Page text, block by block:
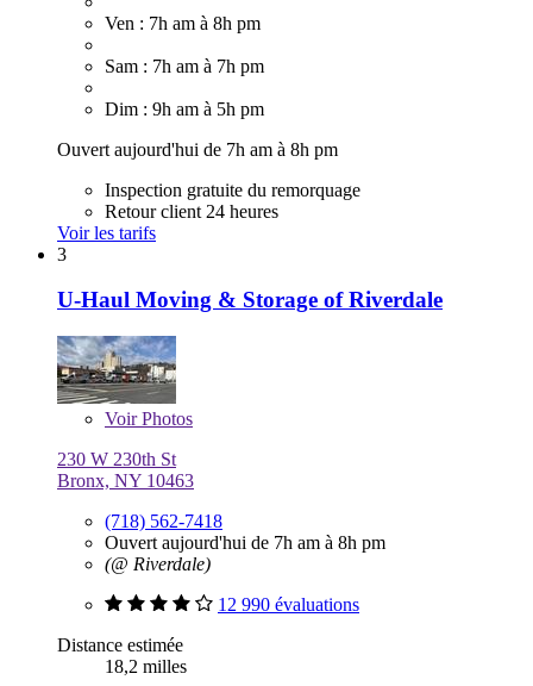
Ven : 7h am à 8h pm
Sam : 7h am à 7h pm
Dim : 9h am à 5h pm
Ouvert aujourd'hui de 7h am à 8h pm
Inspection gratuite du remorquage
Retour client 24 heures
Voir les tarifs
3
U-Haul Moving & Storage of Riverdale
VoirPhotos
230 W 230th St
Bronx, NY 10463
(718) 562-7418
Ouvert aujourd'hui de 7h am à 8h pm
(@ Riverdale)
12 990 évaluations
Distance estimée
18,2 milles